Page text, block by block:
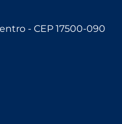
- CEP 17500-090